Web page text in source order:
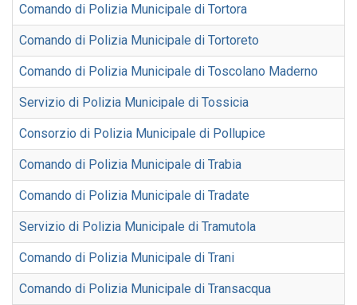
Comando di Polizia Municipale di Tortora
Comando di Polizia Municipale di Tortoreto
Comando di Polizia Municipale di Toscolano Maderno
Servizio di Polizia Municipale di Tossicia
Consorzio di Polizia Municipale di Pollupice
Comando di Polizia Municipale di Trabia
Comando di Polizia Municipale di Tradate
Servizio di Polizia Municipale di Tramutola
Comando di Polizia Municipale di Trani
Comando di Polizia Municipale di Transacqua